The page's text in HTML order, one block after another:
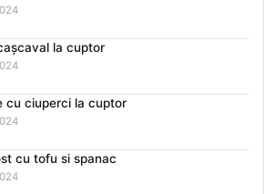
la cuptor
cu ciuperci la cuptor
cu tofu si spanac